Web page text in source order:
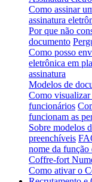
Como assinar
assinatura
Por que não
documento
Como posso
eletrônica em
assinatura
Modelos de
Como visualizar
funcionários
funcionam as
Sobre modelos
preenchíveis
nome da função
Coffre-fort
Como ativar o